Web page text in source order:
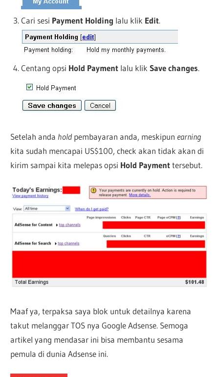
Cari sesi Payment Holding lalu klik Edit.
Centang opsi Hold Paymentlalu klik Save changes.
Setelah anda hold pembayaran anda, meskipun earning
kita sudah mencapai US$100, check akan tidak akan di
kirim sampai kita melepas opsi Hold Paymenttersebut.
Maaf ya, terpaksa saya blok untuk detailnya karena
takut melanggar TOS nya Google Adsense. Semoga
artikel yang mendasar ini bisa membantu sesama
pemula di dunia Adsense ini.